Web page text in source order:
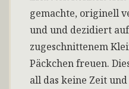
gemachte, originell
und und dezidiert
zugeschnittenem
Päckchen freuen.
all das keine Zeit